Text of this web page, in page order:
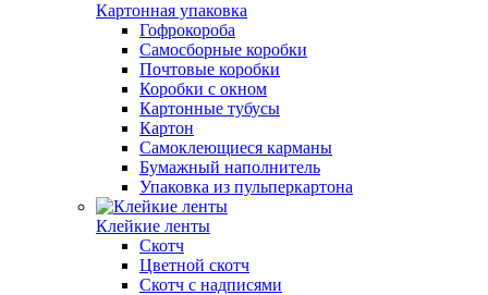
Картонная упаковка
Гофрокороба
Самосборные коробки
Почтовые коробки
Коробки с окном
Картонные тубусы
Картон
Самоклеющиеся карманы
Бумажный наполнитель
Упаковка из пульперкартона
Клейкие ленты
Скотч
Цветной скотч
Скотч с надписями